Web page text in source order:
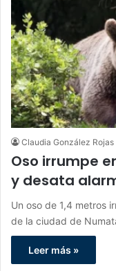
Claudia González Rojas
Oso irrumpe
y desata
Un oso de 1,4 metros
de la ciudad de
Leer más »